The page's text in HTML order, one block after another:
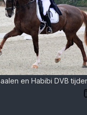
en Habibi DVB